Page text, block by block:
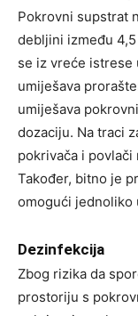
Pokrovni supstrat
debljini između
se iz vreće istrese
umiješava
umiješava
dozaciju. Na traci
pokrivača i
Također, bitno je
omogući jednoliko
Dezinfekcija
Zbog rizika da
prostoriju s